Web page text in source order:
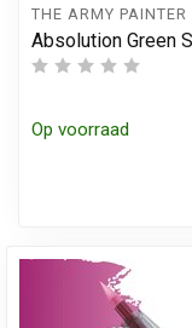
THE ARMY PAINTER
Absolution Green
Op voorraad